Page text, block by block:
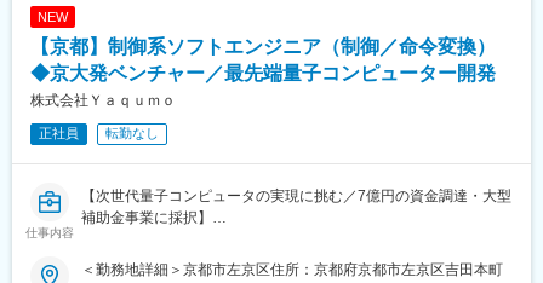
従来のOEM中心の事業モデルから脱却し、自社主導のプロダクト
開発・販売へと舵を切っています。今後は新規開発をさらに加速
し、エンジニア主体で製品を生み出す環境づくりを進めていま
す。
■歓迎条件補足：
・Python、C#など、他の言語の知識、使用
変更の範囲：会社の定める業務
■本ポジションの魅力：
量子コンピュータ制御という前例の少ない分野で、システムを
走しながら、ハードとソフトの境界を自ら設計できる裁量の大き
■株式会社Ｙａｑｕｍｏについて：
ンピュータ（量子コンピュータ）」を開発しているスタートアッ
NEW
【京都】制御系ソフトエンジニア（制御／命令変換）
◆京大発ベンチャー／最先端量子コンピューター開発
株式会社Ｙａｑｕｍｏ
正社員 転勤なし
仕事内容
【次世代量子コンピュータの実現に挑む／7億円の資金調達・大型
補助金事業に採択】
■業務概要：
＜勤務地詳細＞京都市左京区住所：京都府京都市左京区吉田本町